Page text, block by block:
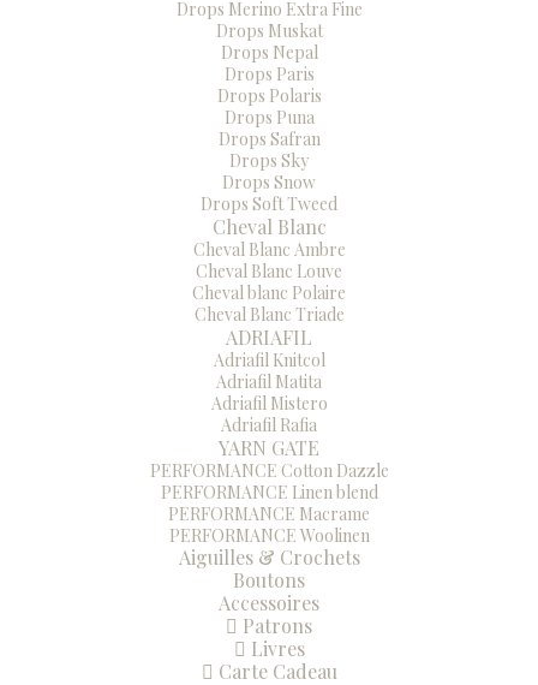
Drops Merino Extra Fine
Drops Muskat
Drops Nepal
Drops Paris
Drops Polaris
Drops Puna
Drops Safran
Drops Sky
Drops Snow
Drops Soft Tweed
Cheval Blanc
Cheval Blanc Ambre
Cheval Blanc Louve
Cheval blanc Polaire
Cheval Blanc Triade
ADRIAFIL
Adriafil Knitcol
Adriafil Matita
Adriafil Mistero
Adriafil Rafia
YARN GATE
PERFORMANCE Cotton Dazzle
PERFORMANCE Linen blend
PERFORMANCE Macrame
PERFORMANCE Woolinen
Aiguilles & Crochets
Boutons
Accessoires
Patrons
Livres
Carte Cadeau